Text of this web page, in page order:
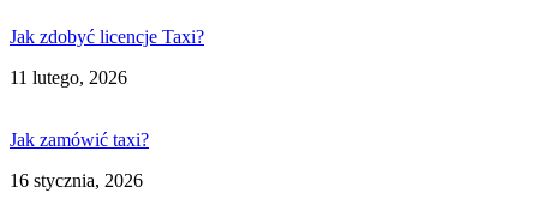
Jak zdobyć licencje Taxi?
11 lutego, 2026
Jak zamówić taxi?
16 stycznia, 2026